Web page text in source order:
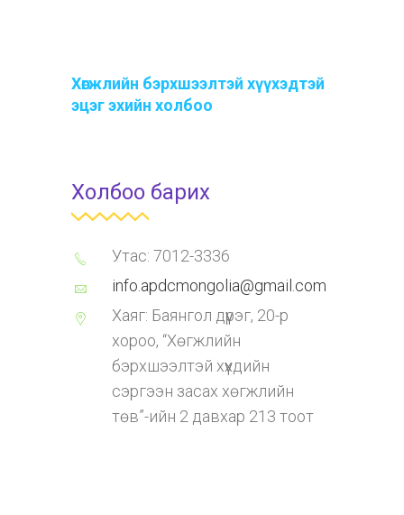
Хөгжлийн бэрхшээлтэй хүүхэдтэй
эцэг эхийн холбоо
Холбоо барих
Утас: 7012-3336
info.apdcmongolia@gmail.com
Хаяг: Баянгол дүүрэг, 20-р
хороо, “Хөгжлийн
бэрхшээлтэй хүүхдийн
сэргээн засах хөгжлийн
төв”-ийн 2 давхар 213 тоот